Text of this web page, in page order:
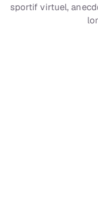
sportif virtuel,